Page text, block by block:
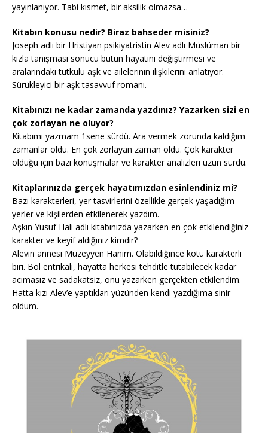
yayınlanıyor. Tabi kısmet, bir aksilik olmazsa…
Kitabın konusu nedir? Biraz bahseder misiniz?
Joseph adlı bir Hristiyan psikiyatristin Alev adlı Müslüman bir
kızla tanışması sonucu bütün hayatını değiştirmesi ve
aralarındaki tutkulu aşk ve ailelerinin ilişkilerini anlatıyor.
Sürükleyici bir aşk tasavvuf romanı.
Kitabınızı ne kadar zamanda yazdınız? Yazarken sizi en
çok zorlayan ne oluyor?
Kitabımı yazmam 1sene sürdü. Ara vermek zorunda kaldığım
zamanlar oldu. En çok zorlayan zaman oldu. Çok karakter
olduğu için bazı konuşmalar ve karakter analizleri uzun sürdü.
Kitaplarınızda gerçek hayatımızdan esinlendiniz mi?
Bazı karakterleri, yer tasvirlerini özellikle gerçek yaşadığım
yerler ve kişilerden etkilenerek yazdım.
Aşkın Yusuf Hali adlı kitabınızda yazarken en çok etkilendiğiniz
karakter ve keyif aldığınız kimdir?
Alevin annesi Müzeyyen Hanım. Olabildiğince kötü karakterli
biri. Bol entrikalı, hayatta herkesi tehditle tutabilecek kadar
acımasız ve sadakatsiz, onu yazarken gerçekten etkilendim.
Hatta kızı Alev’e yaptıkları yüzünden kendi yazdığıma sinir
oldum.